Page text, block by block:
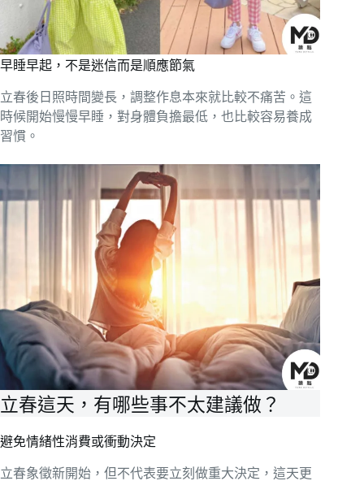
早睡早起，不是迷信而是順應節氣
立春後日照時間變長，調整作息本來就比較不痛苦。這
時候開始慢慢早睡，對身體負擔最低，也比較容易養成
習慣。
立春這天，有哪些事不太建議做？
避免情緒性消費或衝動決定
立春象徵新開始，但不代表要立刻做重大決定，這天更